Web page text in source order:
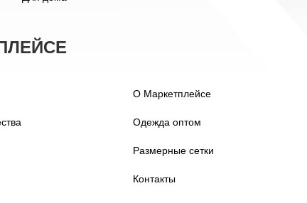
О Маркетплейсе
Одежда оптом
Размерные сетки
Контакты